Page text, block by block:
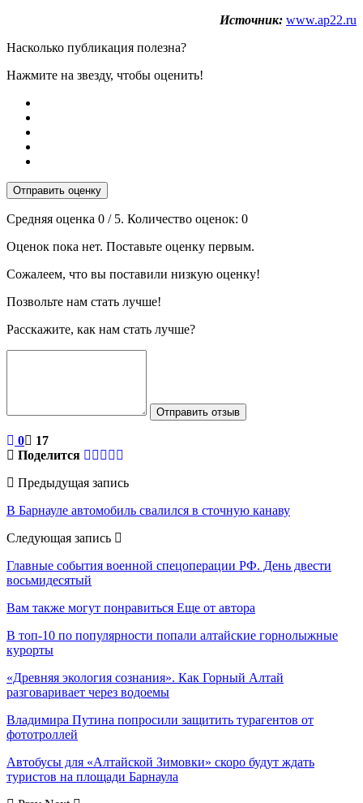
Источник: www.ap22.ru
Насколько публикация полезна?
Нажмите на звезду, чтобы оценить!
Отправить оценку
Средняя оценка 0 / 5. Количество оценок: 0
Оценок пока нет. Поставьте оценку первым.
Сожалеем, что вы поставили низкую оценку!
Позвольте нам стать лучше!
Расскажите, как нам стать лучше?
Отправить отзыв
0
17
Поделится
Предыдущая запись
В Барнауле автомобиль свалился в сточную канаву
Следующая запись
Главные события военной спецоперации РФ. День двести
восьмидесятый
Вам также могут понравиться Еще от автора
В топ-10 по популярности попали алтайские горнолыжные
курорты
«Древняя экология сознания». Как Горный Алтай
разговаривает через водоемы
Владимира Путина попросили защитить турагентов от
фототроллей
Автобусы для «Алтайской Зимовки» скоро будут ждать
туристов на площади Барнаула